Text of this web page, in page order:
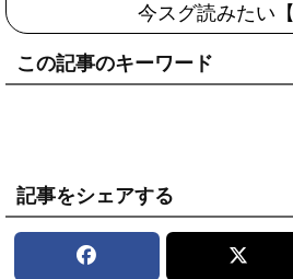
今スグ読みたい【
この記事のキーワード
記事をシェアする